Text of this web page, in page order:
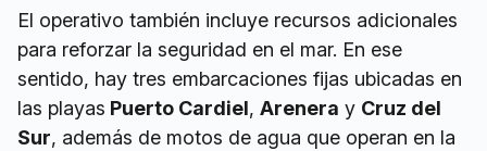
El operativo también incluye recursos adicionales
para reforzar la seguridad en el mar. En ese
sentido, hay tres embarcaciones fijas ubicadas en
las playas Puerto Cardiel, Arenera y Cruz del
Sur, además de motos de agua que operan en la